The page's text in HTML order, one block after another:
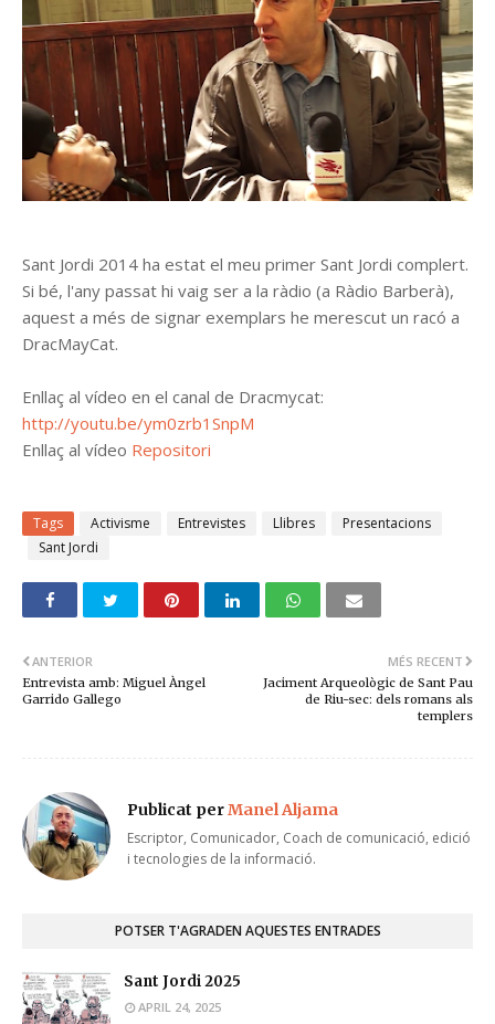
Sant Jordi 2014 ha estat el meu primer Sant Jordi complert.
Si bé, l'any passat hi vaig ser a la ràdio (a Ràdio Barberà),
aquest a més de signar exemplars he merescut un racó a
DracMayCat.
Enllaç al vídeo en el canal de Dracmycat:
http://youtu.be/ym0zrb1SnpM
Enllaç al vídeo Repositori
Tags Activisme Entrevistes Llibres
Presentacions
Sant Jordi
MÉS RECENT
Jaciment Arqueològic de Sant Pau
de Riu-sec: dels romans als
templers
ANTERIOR
Entrevista amb: Miguel Àngel
Garrido Gallego
Publicat perManel Aljama
Escriptor, Comunicador, Coach de comunicació, edició
i tecnologies de la informació.
POTSER T'AGRADEN AQUESTES ENTRADES
Sant Jordi 2025
APRIL 24, 2025